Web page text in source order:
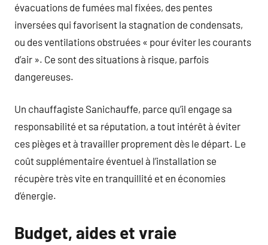
évacuations de fumées mal fixées, des pentes
inversées qui favorisent la stagnation de condensats,
ou des ventilations obstruées « pour éviter les courants
d’air ». Ce sont des situations à risque, parfois
dangereuses.
Un chauffagiste Sanichauffe, parce qu’il engage sa
responsabilité et sa réputation, a tout intérêt à éviter
ces pièges et à travailler proprement dès le départ. Le
coût supplémentaire éventuel à l’installation se
récupère très vite en tranquillité et en économies
d’énergie.
Budget, aides et vraie